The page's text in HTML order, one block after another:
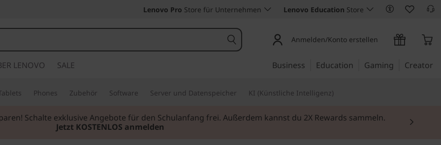
Lenovo Pro Store für Unternehmen Lenovo Education Store
Anmelden/Konto erstellen
LENOVO SALE Business Education Gaming Creator
Phones Zubehör Software Server und Datenspeicher KI (Künstliche Intelligenz)
Schalte exklusive Angebote für den Schulanfang frei. Außerdem kannst du 2X Rewards sammeln.
Jetzt KOSTENLOS anmelden